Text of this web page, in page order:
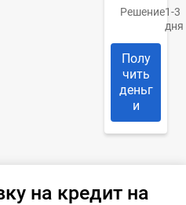
Решение1-3
дня
Полу
чить
деньг
и
на кредит на